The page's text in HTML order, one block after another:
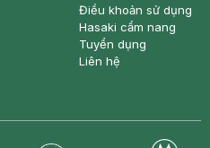
Điều khoản sử dụng
Hasaki cẩm nang
Tuyển dụng
Liên hệ